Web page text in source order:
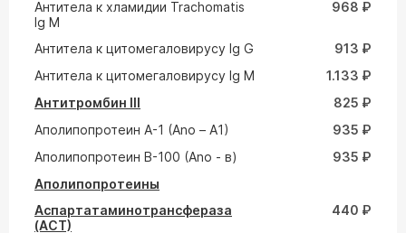
Антитела к хламидии Trachomatis
Ig M
968 ₽
Антитела к цитомегаловирусу Ig G
913 ₽
Антитела к цитомегаловирусу Ig M
1.133 ₽
Антитромбин III
825 ₽
Аполипопротеин A-1 (Ano – A1)
935 ₽
Аполипопротеин В-100 (Ano - в)
935 ₽
Аполипопротеины
Аспартатаминотрансфераза
(АСТ)
440 ₽